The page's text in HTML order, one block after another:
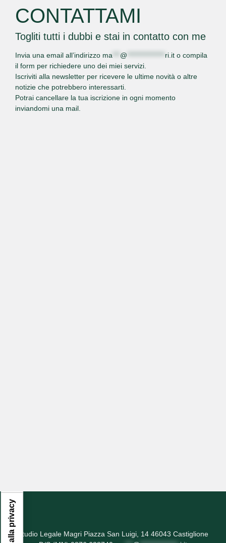
CONTATTAMI
Togliti tutti i dubbi e stai in contatto con me
Invia una email all’indirizzo ma @ ri.it o compila
il form per richiedere uno dei miei servizi.
Iscriviti alla newsletter per ricevere le ultime novità o altre
notizie che potrebbero interessarti.
Potrai cancellare la tua iscrizione in ogni momento
inviandomi una mail.
Studio Legale Magri Piazza San Luigi, 14 46043 Castiglione